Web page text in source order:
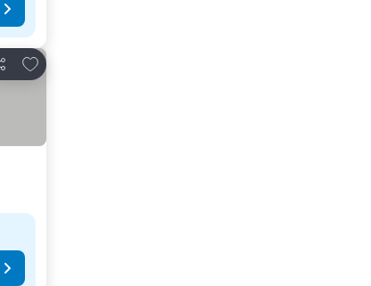
Zu Favoriten hinzufügen